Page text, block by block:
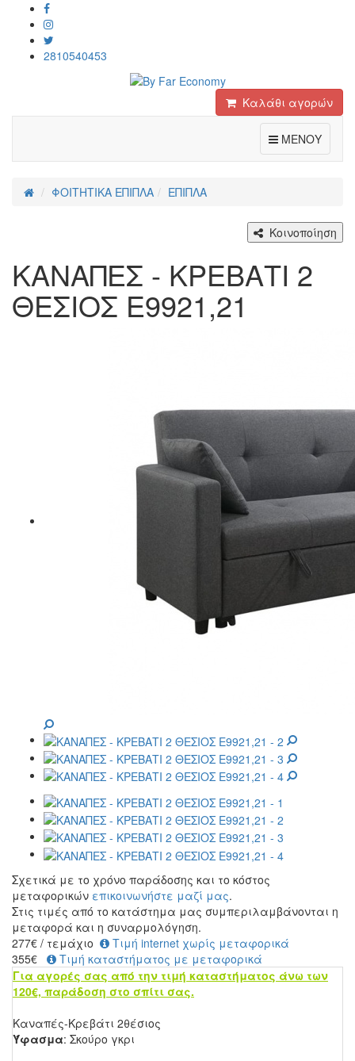
2810540453
Καλάθι αγορών
ΜΕΝΟΥ
ΦΟΙΤΗΤΙΚΑ ΕΠΙΠΛΑ ΕΠΙΠΛΑ
Κοινοποίηση
ΚΑΝΑΠΕΣ - ΚΡΕΒΑΤΙ 2
ΘΕΣΙΟΣ Ε9921,21
Σχετικά με το χρόνο παράδοσης και το κόστος
μεταφορικών επικοινωνήστε μαζί μας.
Στις τιμές από το κατάστημα μας συμπεριλαμβάνονται η
μεταφορά και η συναρμολόγηση.
277€ / τεμάχιο
Τιμή internet χωρίς μεταφορικά
355€
Τιμή καταστήματος με μεταφορικά
Για αγορές σας από την τιμή καταστήματος άνω των
120€, παράδοση στο σπίτι σας.
Καναπές-Κρεβάτι 2θέσιος
Ύφασμα: Σκούρο γκρι